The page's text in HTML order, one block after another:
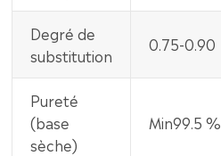
Degré de
substitution
0.75-0.90
Pureté
(base
sèche)
Min99.5 %